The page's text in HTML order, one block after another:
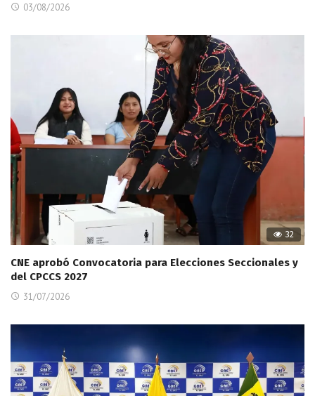
03/08/2026
32
CNE aprobó Convocatoria para Elecciones Seccionales y
del CPCCS 2027
31/07/2026